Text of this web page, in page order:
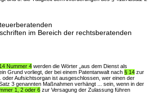
im Bereich der rechtsberatenden
Nummer 4 werden die Wörter „aus dem Dienst als
Grund vorliegt, der bei einem Patentanwalt nach § 14 zur
Aufsichtsorgan ist ausgeschlossen, wer einen der
3 genannten Maßnahmen verhängt ... sein, wenn in der
1, 2 oder 6 zur Versagung der Zulassung führen